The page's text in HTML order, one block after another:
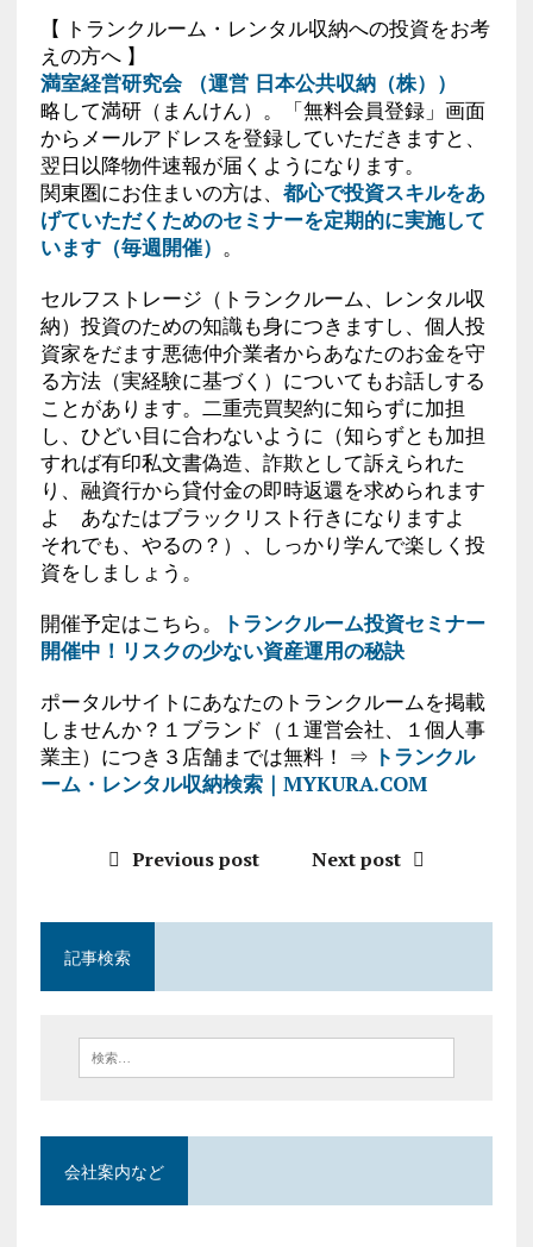
【 トランクルーム・レンタル収納への投資をお考
えの方へ 】
満室経営研究会 （運営 日本公共収納（株））
略して満研（まんけん）。「無料会員登録」画面
からメールアドレスを登録していただきますと、
翌日以降物件速報が届くようになります。
関東圏にお住まいの方は、 都心で投資スキルをあ
げていただくためのセミナーを定期的に実施して
います（毎週開催） 。
セルフストレージ（トランクルーム、レンタル収
納）投資のための知識も身につきますし、個人投
資家をだます悪徳仲介業者からあなたのお金を守
る方法（実経験に基づく）についてもお話しする
ことがあります。二重売買契約に知らずに加担
し、ひどい目に合わないように（知らずとも加担
すれば有印私文書偽造、詐欺として訴えられた
り、融資行から貸付金の即時返還を求められます
よ あなたはブラックリスト行きになりますよ
それでも、やるの？）、しっかり学んで楽しく投
資をしましょう。
開催予定はこちら。
トランクルーム投資セミナー
開催中！リスクの少ない資産運用の秘訣
ポータルサイトにあなたのトランクルームを掲載
しませんか？１ブランド（１運営会社、１個人事
業主）につき３店舗までは無料！ ⇒ トランクル
ーム・レンタル収納検索｜MYKURA.COM
Previous post Next post
記事検索
会社案内など